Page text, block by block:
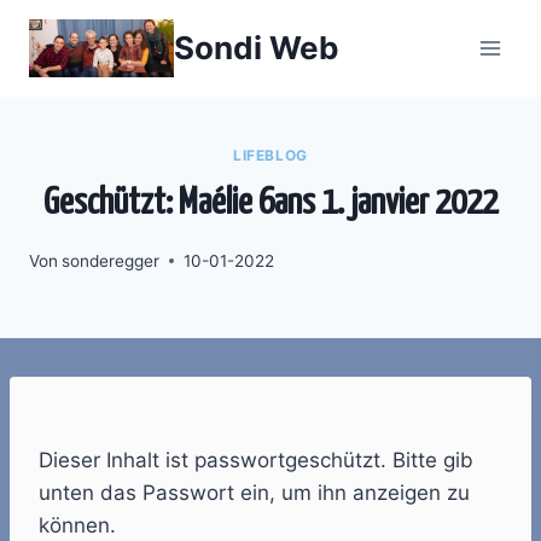
Zum
Inhalt
springen
Sondi Web
LIFEBLOG
Geschützt: Maélie 6ans 1. janvier 2022
Von sonderegger 10-01-2022
Dieser Inhalt ist passwortgeschützt. Bitte gib
unten das Passwort ein, um ihn anzeigen zu
können.